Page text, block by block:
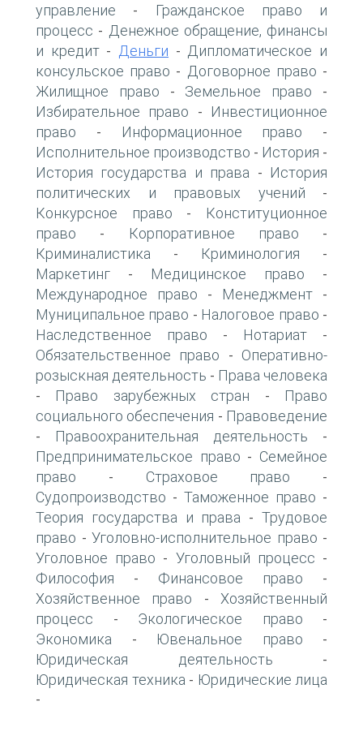
управление -
Гражданское право и
процесс - Денежное обращение, финансы
и кредит- Деньги - Дипломатическое и
консульское право - Договорное право -
Жилищное право - Земельное право -
Избирательное право -
Инвестиционное
право - Информационное право -
Исполнительное производство - История -
История государства и права -
История
политических и правовых учений -
Конкурсное право -
Конституционное
право - Корпоративное право -
Криминалистика - Криминология -
Маркетинг - Медицинское право -
Международное право - Менеджмент -
Муниципальное право - Налоговое право -
Наследственное право - Нотариат -
Обязательственное право - Оперативно-
розыскная деятельность - Права человека
- Право зарубежных стран -
Право
социального обеспечения - Правоведение
- Правоохранительная деятельность -
Предпринимательское право - Семейное
право - Страховое право -
Судопроизводство - Таможенное право -
Теория государства и права -Трудовое
право - Уголовно-исполнительное право -
Уголовное право - Уголовный процесс -
Философия - Финансовое право -
Хозяйственное право -Хозяйственный
процесс - Экологическое право -
Экономика - Ювенальное право -
Юридическая деятельность -
Юридическая техника - Юридические лица
-